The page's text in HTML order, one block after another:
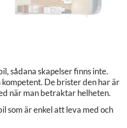
sådana skapelser finns inte.
De brister den har är
när man betraktar helheten.
som är enkel att leva med och